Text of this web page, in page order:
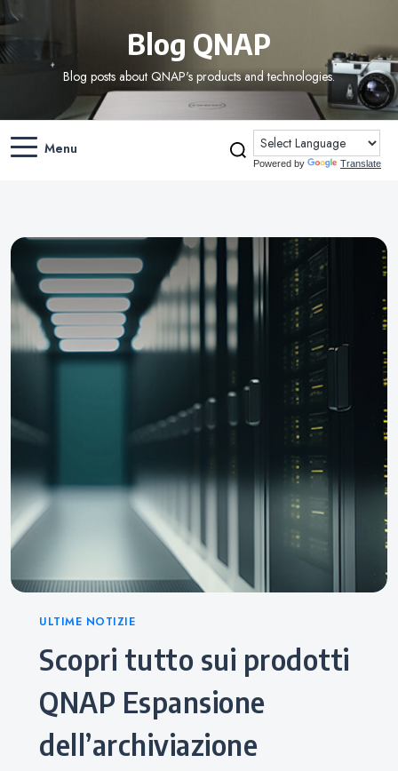
Blog QNAP
Blog posts about QNAP's products and technologies.
Menu
Powered by Translate
Categories
ULTIME NOTIZIE
Scopri tutto sui prodotti
QNAP Espansione
dell’archiviazione